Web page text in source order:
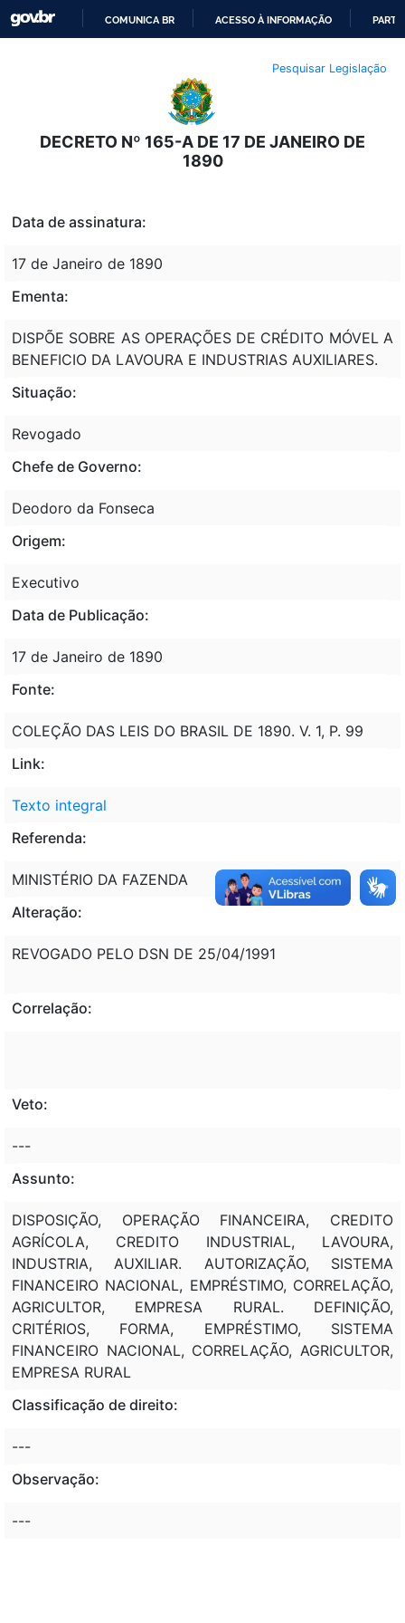
O
CONTEÚDO
COMUNICA BR ACESSO À INFORMAÇÃO
Pesquisar Legislação
DECRETO Nº 165-A DE 17 DE JANEIRO DE
1890
Data de assinatura:
17 de Janeiro de 1890
Ementa:
DISPÕE SOBRE AS OPERAÇÕES DE CRÉDITO MÓVEL A
BENEFICIO DA LAVOURA E INDUSTRIAS AUXILIARES.
Situação:
Revogado
Chefe de Governo:
Deodoro da Fonseca
Origem:
Executivo
Data de Publicação:
17 de Janeiro de 1890
Fonte:
COLEÇÃO DAS LEIS DO BRASIL DE 1890. V. 1, P. 99
Link:
Texto integral
Referenda:
MINISTÉRIO DA FAZENDA
Alteração:
REVOGADO PELO DSN DE 25/04/1991
Correlação:
Veto:
---
Assunto:
DISPOSIÇÃO, OPERAÇÃO FINANCEIRA, CREDITO
AGRÍCOLA, CREDITO INDUSTRIAL, LAVOURA,
INDUSTRIA, AUXILIAR. AUTORIZAÇÃO, SISTEMA
FINANCEIRO NACIONAL, EMPRÉSTIMO, CORRELAÇÃO,
AGRICULTOR, EMPRESA RURAL. DEFINIÇÃO,
CRITÉRIOS, FORMA, EMPRÉSTIMO, SISTEMA
FINANCEIRO NACIONAL, CORRELAÇÃO, AGRICULTOR,
EMPRESA RURAL
Classificação de direito:
---
Observação:
---